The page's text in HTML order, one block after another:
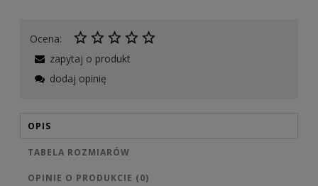
Ocena:
zapytaj o produkt
dodaj opinię
OPIS
TABELA ROZMIARÓW
OPINIE O PRODUKCIE (0)